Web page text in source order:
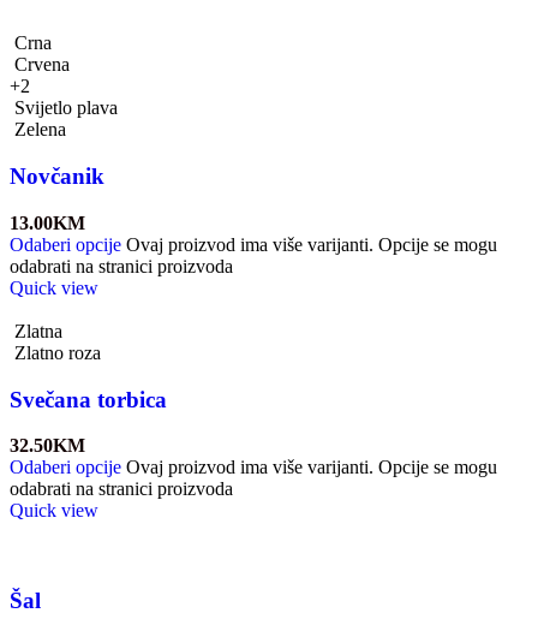
Crna
Crvena
+2
Svijetlo plava
Zelena
Novčanik
13.00KM
Odaberi opcije Ovaj proizvod ima više varijanti. Opcije se mogu
odabrati na stranici proizvoda
Quick view
Zlatna
Zlatno roza
Svečana torbica
32.50KM
Odaberi opcije Ovaj proizvod ima više varijanti. Opcije se mogu
odabrati na stranici proizvoda
Quick view
Šal